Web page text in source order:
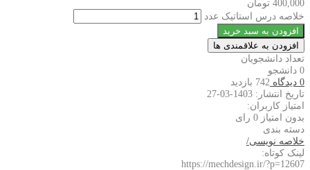
400,000 تومان
خلاصه درس استاتیک عدد
افزودن به سبد خرید
افزودن به علاقمندی ها
تعداد دانشجویان
0 دانشجو
0 دیدگاه
742 بازدید
تاریخ انتشار: 1403-03-27
امتیاز کاربران:
بدون امتیاز 0 رای
دسته بندی
خلاصه نویسی/
لینک کوتاه:
https://mechdesign.ir/?p=12607